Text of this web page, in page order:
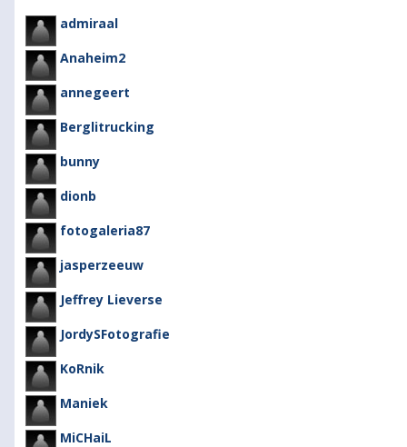
admiraal
Anaheim2
annegeert
Berglitrucking
bunny
dionb
fotogaleria87
jasperzeeuw
Jeffrey Lieverse
JordySFotografie
KoRnik
Maniek
MiCHaiL